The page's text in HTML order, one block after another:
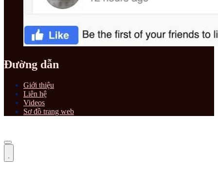
Đường dẫn
Giới thiệu
Liên hệ
Videos
Sơ đồ trang web